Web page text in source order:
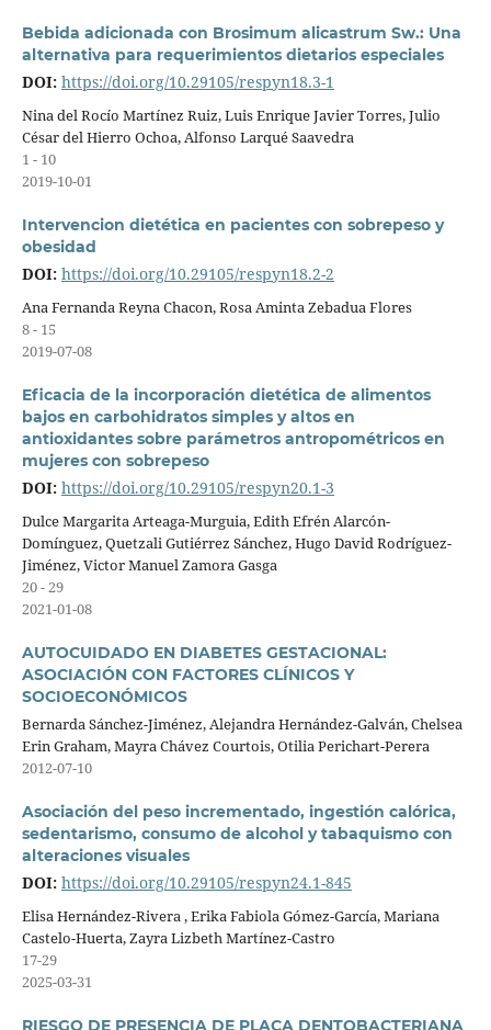
Bebida adicionada con Brosimum alicastrum Sw.: Una
alternativa para requerimientos dietarios especiales
DOI: https://doi.org/10.29105/respyn18.3-1
Nina del Rocío Martínez Ruiz, Luis Enrique Javier Torres, Julio
César del Hierro Ochoa, Alfonso Larqué Saavedra
1 - 10
2019-10-01
Intervencion dietética en pacientes con sobrepeso y
obesidad
DOI: https://doi.org/10.29105/respyn18.2-2
Ana Fernanda Reyna Chacon, Rosa Aminta Zebadua Flores
8 - 15
2019-07-08
Eficacia de la incorporación dietética de alimentos
bajos en carbohidratos simples y altos en
antioxidantes sobre parámetros antropométricos en
mujeres con sobrepeso
DOI: https://doi.org/10.29105/respyn20.1-3
Dulce Margarita Arteaga-Murguia, Edith Efrén Alarcón-
Domínguez, Quetzali Gutiérrez Sánchez, Hugo David Rodríguez-
Jiménez, Victor Manuel Zamora Gasga
20 - 29
2021-01-08
AUTOCUIDADO EN DIABETES GESTACIONAL:
ASOCIACIÓN CON FACTORES CLÍNICOS Y
SOCIOECONÓMICOS
Bernarda Sánchez-Jiménez, Alejandra Hernández-Galván, Chelsea
Erin Graham, Mayra Chávez Courtois, Otilia Perichart-Perera
2012-07-10
Asociación del peso incrementado, ingestión calórica,
sedentarismo, consumo de alcohol y tabaquismo con
alteraciones visuales
DOI: https://doi.org/10.29105/respyn24.1-845
Elisa Hernández-Rivera , Erika Fabiola Gómez-García, Mariana
Castelo-Huerta, Zayra Lizbeth Martínez-Castro
17-29
2025-03-31
RIESGO DE PRESENCIA DE PLACA DENTOBACTERIANA